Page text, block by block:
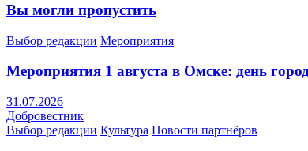
Вы могли пропустить
Выбор редакции Мероприятия
Мероприятия 1 августа в Омске: день
31.07.2026
Добровестник
Выбор редакции Культура Новости партнёров